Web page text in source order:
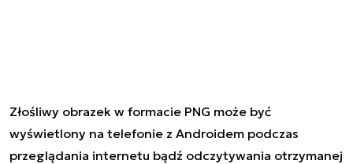
Złośliwy obrazek w formacie PNG może być
wyświetlony na telefonie z Androidem podczas
przeglądania internetu bądź odczytywania otrzymanej